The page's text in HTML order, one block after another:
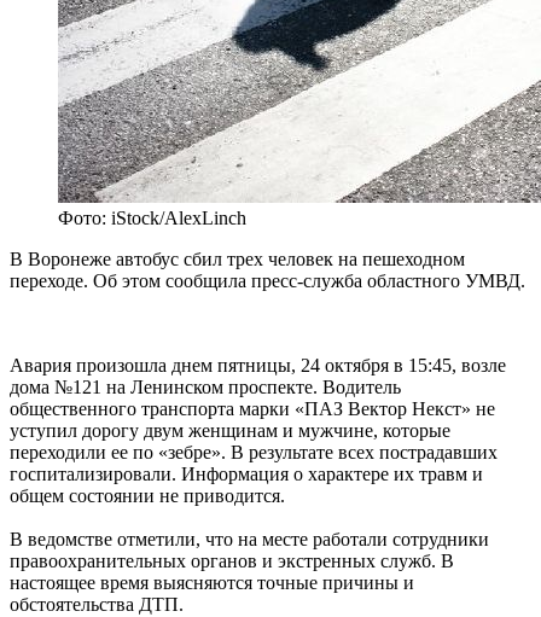
Фото: iStock/AlexLinch
В Воронеже автобус сбил трех человек на пешеходном
переходе. Об этом сообщила пресс-служба областного УМВД.
Авария произошла днем пятницы, 24 октября в 15:45, возле
дома №121 на Ленинском проспекте. Водитель
общественного транспорта марки «ПАЗ Вектор Некст» не
уступил дорогу двум женщинам и мужчине, которые
переходили ее по «зебре». В результате всех пострадавших
госпитализировали. Информация о характере их травм и
общем состоянии не приводится.
В ведомстве отметили, что на месте работали сотрудники
правоохранительных органов и экстренных служб. В
настоящее время выясняются точные причины и
обстоятельства ДТП.